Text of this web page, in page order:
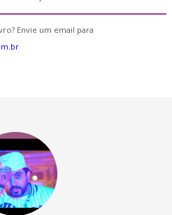
Envie um email para